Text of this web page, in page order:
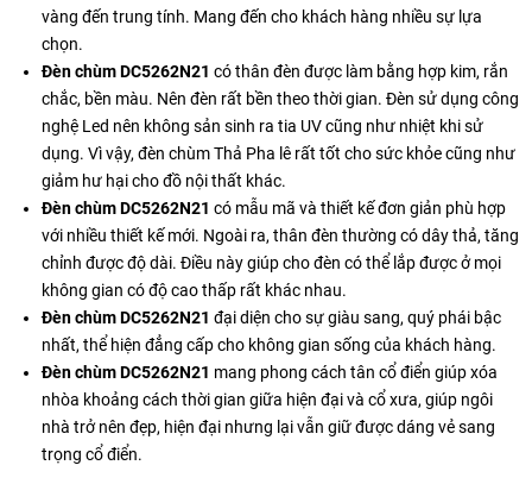
vàng đến trung tính. Mang đến cho khách hàng nhiều sự lựa
chọn.
Đèn chùm DC5262N21 có thân đèn được làm bằng hợp kim, rắn
chắc, bền màu. Nên đèn rất bền theo thời gian. Đèn sử dụng công
nghệ Led nên không sản sinh ra tia UV cũng như nhiệt khi sử
dụng. Vì vậy, đèn chùm Thả Pha lê rất tốt cho sức khỏe cũng như
giảm hư hại cho đồ nội thất khác.
Đèn chùm DC5262N21 có mẫu mã và thiết kế đơn giản phù hợp
với nhiều thiết kế mới. Ngoài ra, thân đèn thường có dây thả, tăng
chỉnh được độ dài. Điều này giúp cho đèn có thể lắp được ở mọi
không gian có độ cao thấp rất khác nhau.
Đèn chùm DC5262N21 đại diện cho sự giàu sang, quý phái bậc
nhất, thể hiện đẳng cấp cho không gian sống của khách hàng.
Đèn chùm DC5262N21 mang phong cách tân cổ điển giúp xóa
nhòa khoảng cách thời gian giữa hiện đại và cổ xưa, giúp ngôi
nhà trở nên đẹp, hiện đại nhưng lại vẫn giữ được dáng vẻ sang
trọng cổ điển.